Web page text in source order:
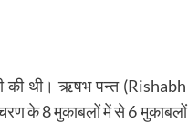
की थी। ऋषभ पन्त (Rishabh
के 8 मुकाबलों में से 6 मुकाबलों